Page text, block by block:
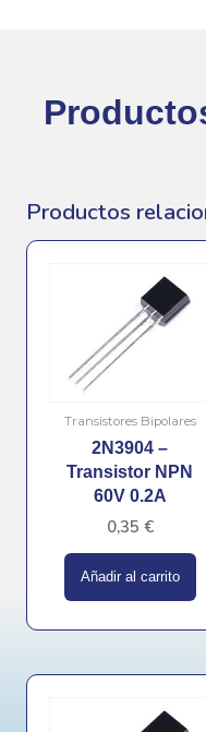
Productos
Transistores Bipolares
2N3904 –
Transistor NPN
60V 0.2A
0,35 €
Añadir al carrito